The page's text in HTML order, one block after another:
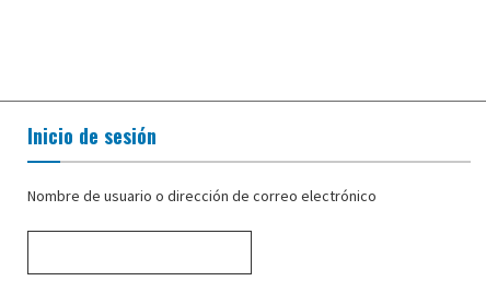
Inicio de sesión
Nombre de usuario o dirección de correo electrónico